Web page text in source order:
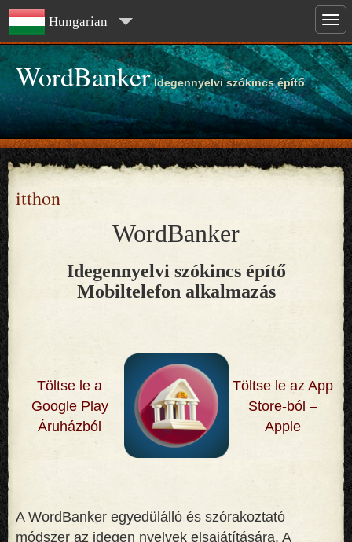
Hungarian
WordBanker Idegennyelvi szókincs építő
itthon
WordBanker
Idegennyelvi szókincs építő
Mobiltelefon alkalmazás
Töltse le a
Google Play
Áruházból
Töltse le az App
Store-ból –
Apple
A WordBanker egyedülálló és szórakoztató
módszer az idegen nyelvek elsajátítására. A